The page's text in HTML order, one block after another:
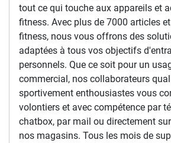
tout ce qui touche aux appareils et
fitness. Avec plus de 7000 articles
fitness, nous vous offrons des
adaptées à tous vos objectifs
personnels. Que ce soit pour un
commercial, nos collaborateurs
sportivement enthousiastes vous
volontiers et avec compétence par
chatbox, par mail ou directement
nos magasins. Tous les mois de